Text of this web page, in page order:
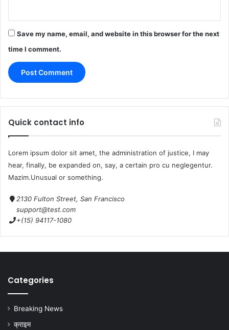
Save my name, email, and website in this browser for the next
time I comment.
Quick contact info
Lorem ipsum dolor sit amet, the administration of justice, I may
hear, finally, be expanded on, say, a certain pro cu neglegentur.
Mazim.Unusual or something.
2130 Fulton Street, San Francisco
support@test.com
+(15) 94117-1080
Categories
Breaking News
क्राइम